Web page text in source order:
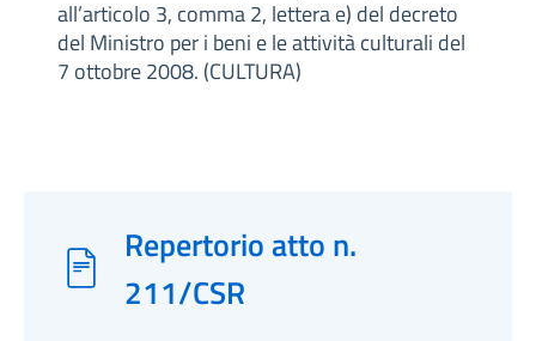
all’articolo 3, comma 2, lettera e) del decreto
del Ministro per i beni e le attività culturali del
7 ottobre 2008. (CULTURA)
Repertorio atto n.
211/CSR